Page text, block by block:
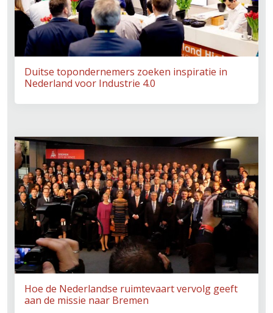
Duitse topondernemers zoeken inspiratie in
Nederland voor Industrie 4.0
Hoe de Nederlandse ruimtevaart vervolg geeft
aan de missie naar Bremen